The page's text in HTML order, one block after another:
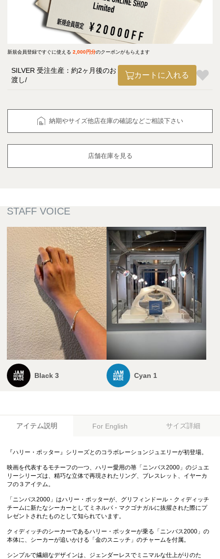
新規会員登録ですぐに使える 2,000円分のクーポンがもらえます
SILVER 受注生産：約2ヶ月後のお
渡し
カートに入れる
納期やサイズ他店在庫の確認などご相談下さい
店舗在庫を見る
Black 3 Cyan 1
アイテム説明 For English サイズ詳細
『ハリー・ポッター』シリーズとのコラボレーションジュエリーが初登場。
映画を代表するモチーフの一つ、ハリー愛用の箒「ニンバス2000」のジュエ
リーシリーズは、精巧な立体で再現されたリング、ブレスレット、イヤーカ
フの３アイテム。
「ニンバス2000」はハリー・ポッターが、グリフィンドール・クィディッチ
チームに新たなシーカーとしてミネルバ・マクゴナガルに抜擢された際にプ
レゼントされたものとして知られています。
クィディッチのシーカーであるハリー・ポッターが乗る「ニンバス2000」の
本体に、シーカーが追いかける「金のスニッチ」のチャームを付属。
シンプルで繊細なデザインは、ジェンダーレスでミニマルな仕上がりのた